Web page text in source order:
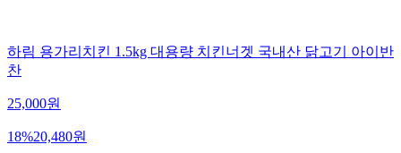
하림 용가리치킨 1.5kg 대용량 치킨너겟 국내산 닭고기 아이반
찬
25,000원
18%20,480원